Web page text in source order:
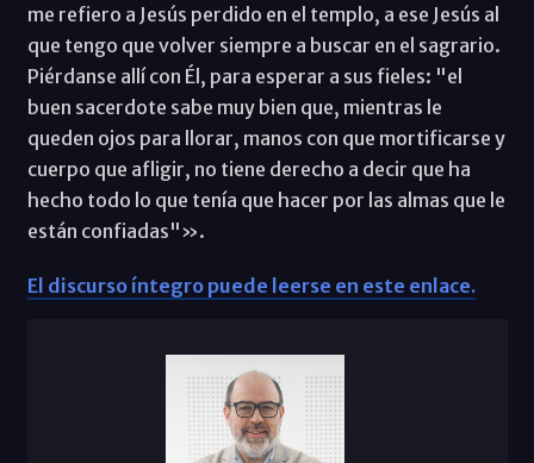
me refiero a Jesús perdido en el templo, a ese Jesús al
que tengo que volver siempre a buscar en el sagrario.
Piérdanse allí con Él, para esperar a sus fieles: "el
buen sacerdote sabe muy bien que, mientras le
queden ojos para llorar, manos con que mortificarse y
cuerpo que afligir, no tiene derecho a decir que ha
hecho todo lo que tenía que hacer por las almas que le
están confiadas"».
El discurso íntegro puede leerse en este enlace.